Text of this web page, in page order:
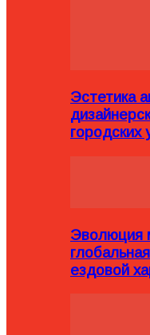
Эстетика
городских
Эволюция
ездовой